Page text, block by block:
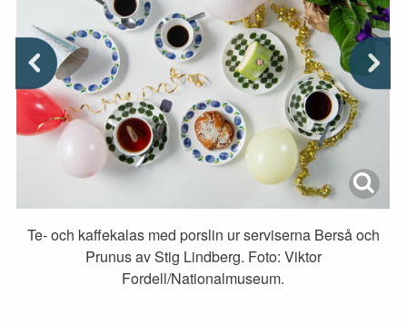
Te- och kaffekalas med porslin ur serviserna Berså och
Prunus av Stig Lindberg. Foto: Viktor
Fordell/Nationalmuseum.